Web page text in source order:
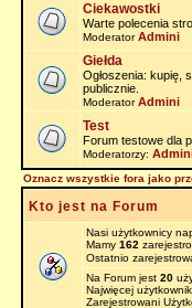
Ciekawostki
Warte polecenia
ModeratorAdmini
Giełda
Ogłoszenia: kupię,
publicznie.
ModeratorAdmini
Test
Forum testowe dla
Moderatorzy:
Oznacz wszystkie fora jako
Kto jest na Forum
Nasi użytkownicy
Mamy 162
Ostatnio
Na Forum jest 20
Najwięcej
Zarejestrowani